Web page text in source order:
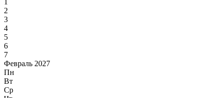
1
2
3
4
5
6
7
Февраль 2027
Пн
Вт
Ср